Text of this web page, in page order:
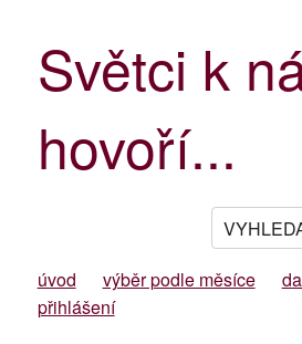
Světci k
hovoří...
úvod výběr podle měsíce
přihlášení